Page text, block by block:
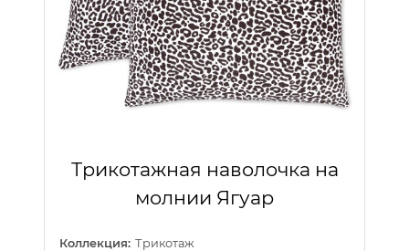
Трикотажная наволочка на
молнии Ягуар
Коллекция: Трикотаж